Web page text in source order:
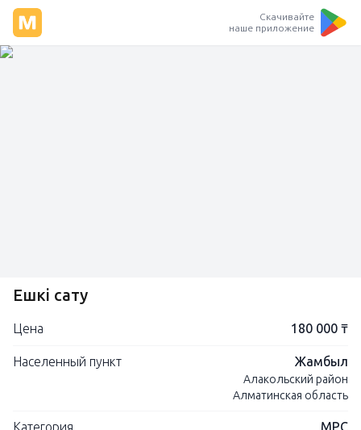
Скачивайте
наше приложение
Ешкі сату
Цена 180 000 ₸
Населенный пункт Жамбыл
Алакольский район
Алматинская область